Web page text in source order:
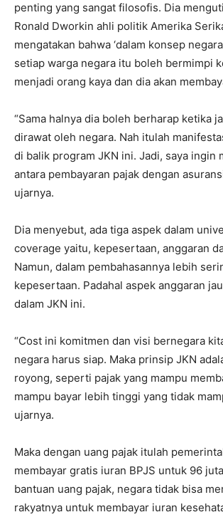
penting yang sangat filosofis. Dia
Ronald Dworkin ahli politik Amerika
mengatakan bahwa ‘dalam konsep
setiap warga negara itu boleh bermimpi
menjadi orang kaya dan dia akan
“Sama halnya dia boleh berharap ketika
dirawat oleh negara. Nah itulah
di balik program JKN ini. Jadi, saya ingin
antara pembayaran pajak dengan
ujarnya.
Dia menyebut, ada tiga aspek dalam
coverage yaitu, kepesertaan, anggaran
Namun, dalam pembahasannya lebih
kepesertaan. Padahal aspek anggaran
dalam JKN ini.
“Cost ini komitmen dan visi bernegara
negara harus siap. Maka prinsip JKN
royong, seperti pajak yang mampu
mampu bayar lebih tinggi yang tidak
ujarnya.
Maka dengan uang pajak itulah
membayar gratis iuran BPJS untuk 96
bantuan uang pajak, negara tidak bisa
rakyatnya untuk membayar iuran